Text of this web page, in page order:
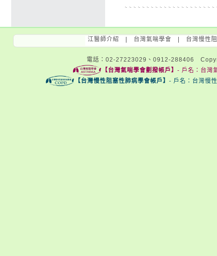
江醫師介紹 台灣氣喘學會 台灣慢性
電話：02-27223029、0912-288406
【台灣氣喘學會劃撥帳戶】 - 戶名：台灣
【台灣慢性阻塞性肺病學會帳戶】 - 戶名：台灣慢